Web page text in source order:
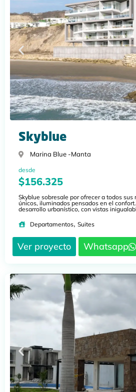
Skyblue
Marina Blue -Manta
desde
$156.325
Skyblue sobresale por ofrecer a todos sus
únicos, iluminados pensados en el
desarrollo urbanístico, con vistas
Departamentos, Suites
Ver proyecto Whatsapp